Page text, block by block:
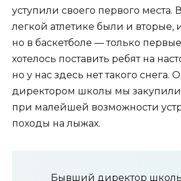
уступили своего первого места.
легкой атлетике были и вторые,
но в баскетболе — только
хотелось поставить ребят на
но у нас здесь нет такого снега.
директором школы мы закупили
при малейшей возможности
походы на лыжах.
Бывший директор